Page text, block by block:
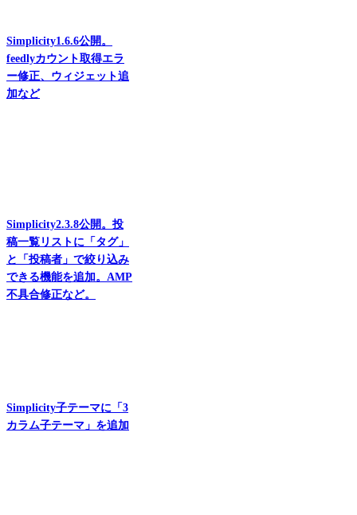
Simplicity1.6.6公開。
feedlyカウント取得エラ
ー修正、ウィジェット追
加など
Simplicity2.3.8公開。投
稿一覧リストに「タグ」
と「投稿者」で絞り込み
できる機能を追加。AMP
不具合修正など。
Simplicity子テーマに「3
カラム子テーマ」を追加